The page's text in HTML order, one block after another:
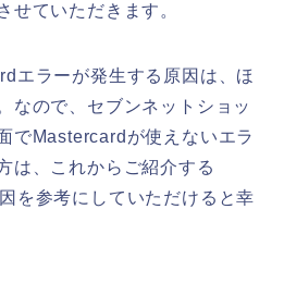
せていただきます。
エラーが発生する原因は、ほ
なので、セブンネットショッ
でMastercardが使えないエラ
は、これからご紹介する
を参考にしていただけると幸